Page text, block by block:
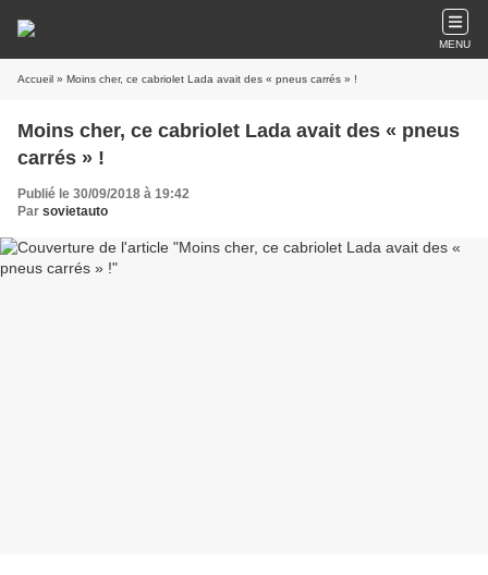
MENU
Accueil » Moins cher, ce cabriolet Lada avait des « pneus carrés » !
Moins cher, ce cabriolet Lada avait des « pneus
carrés » !
Publié le 30/09/2018 à 19:42
Par sovietauto